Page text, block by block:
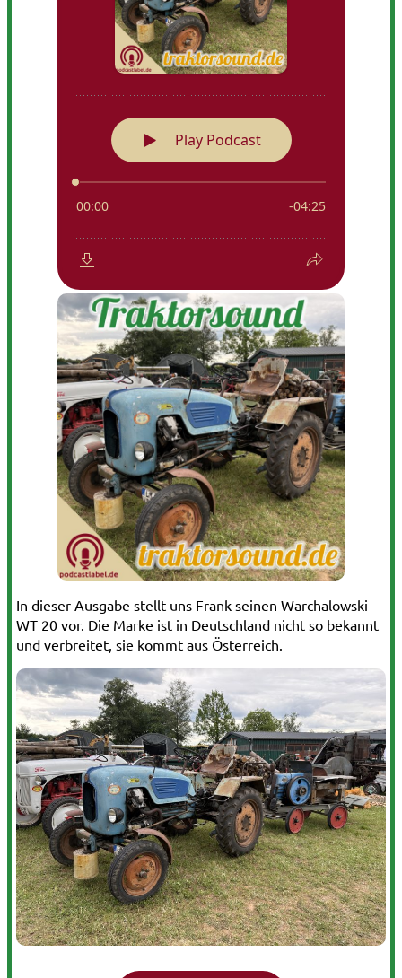
In dieser Ausgabe stellt uns Frank seinen Warchalowski
WT 20 vor. Die Marke ist in Deutschland nicht so bekannt
und verbreitet, sie kommt aus Österreich.